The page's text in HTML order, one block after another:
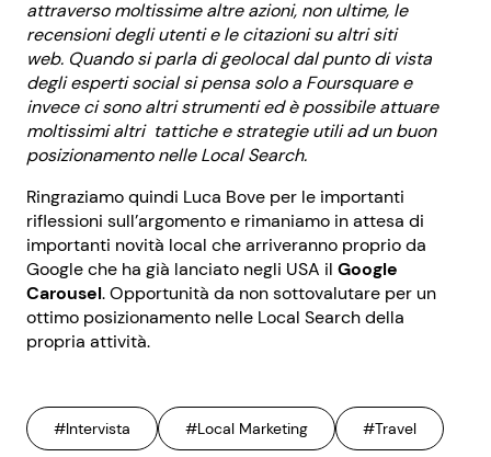
attraverso moltissime altre azioni, non ultime, le
recensioni degli utenti e le citazioni su altri siti
web. Quando si parla di geolocal dal punto di vista
degli esperti social si pensa solo a Foursquare e
invece ci sono altri strumenti ed è possibile attuare
moltissimi altri tattiche e strategie utili ad un buon
posizionamento nelle Local Search.
Ringraziamo quindi Luca Bove per le importanti
riflessioni sull’argomento e rimaniamo in attesa di
importanti novità local che arriveranno proprio da
Google che ha già lanciato negli USA il Google
Carousel. Opportunità da non sottovalutare per un
ottimo posizionamento nelle Local Search della
propria attività.
#Intervista #Local Marketing #Travel